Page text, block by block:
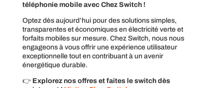
téléphonie mobile avec Chez Switch !
Optez dès aujourd’hui pour des solutions simples,
transparentes et économiques en électricité verte et
forfaits mobiles sur mesure. Chez Switch, nous nous
engageons à vous offrir une expérience utilisateur
exceptionnelle tout en contribuant à un avenir
énergétique durable.
👉 Explorez nos offres et faites le switch dès